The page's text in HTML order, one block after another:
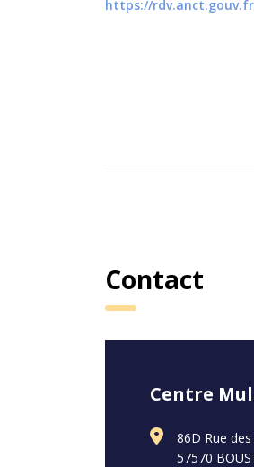
https://
Contact
Centre
86D Rue
57570